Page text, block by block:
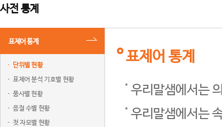
사전 통계
표제어 통계
단위별 현황
표제어 분석 기호별 현황
품사별 현황
음절 수별 현황
첫 자모별 현황
표제어 통계
우리말샘에서는
우리말샘에서는